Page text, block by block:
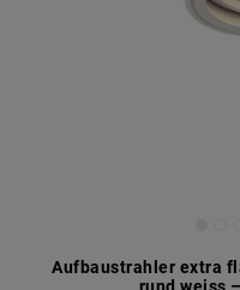
Aufbaustrahler extra